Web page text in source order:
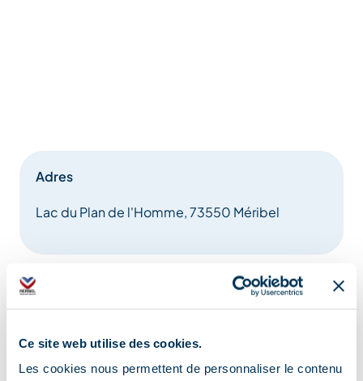
Ce site web utilise des cookies.
Les cookies nous permettent de personnaliser le contenu
Adres
Lac du Plan de l'Homme, 73550 Méribel
07/28/2025